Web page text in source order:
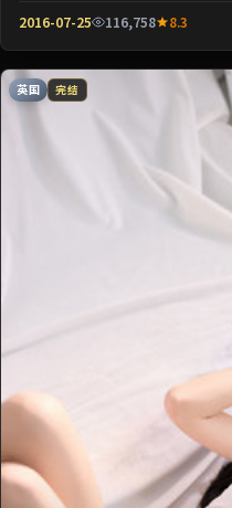
2016-07-25 116,758 8.3
英国 完结